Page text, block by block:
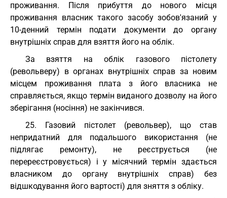
проживання. Після прибуття до нового місця
проживання власник такого засобу зобов'язаний у
10-денний термін подати документи до органу
внутрішніх справ для взяття його на облік.
За взяття на облік газового пістолету
(револьверу) в органах внутрішніх справ за новим
місцем проживання плата з його власника не
справляється, якщо термін виданого дозволу на його
зберігання (носіння) не закінчився.
25. Газовий пістолет (револьвер), що став
непридатний для подальшого використання (не
підлягає ремонту), не реєструється (не
перереєстровується) і у місячний термін здається
власником до органу внутрішніх справ) без
відшкодування його вартості) для зняття з обліку.